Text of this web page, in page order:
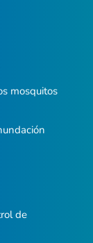
mosquitos
de